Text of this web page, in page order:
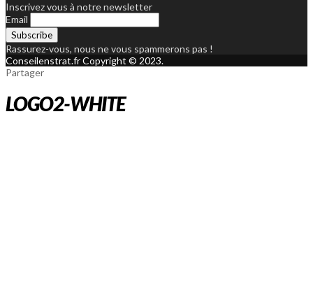
Inscrivez vous à notre newsletter
Email
Rassurez-vous, nous ne vous spammerons pas !
Conseilenstrat.fr Copyright © 2023.
Partager
LOGO2-WHITE